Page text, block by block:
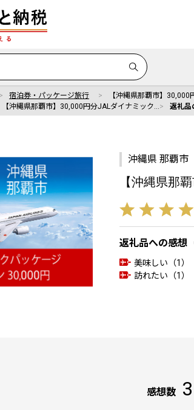
宿泊券・パッケージ旅行 【沖縄県那覇市】
【沖縄県那覇市】30,000円分JALダイナミック… 返礼品
沖縄県 那覇市
【沖縄県那
返礼品への感想
美味しい（1）
訪れたい（1）
感想数 3